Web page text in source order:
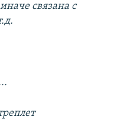
связана с